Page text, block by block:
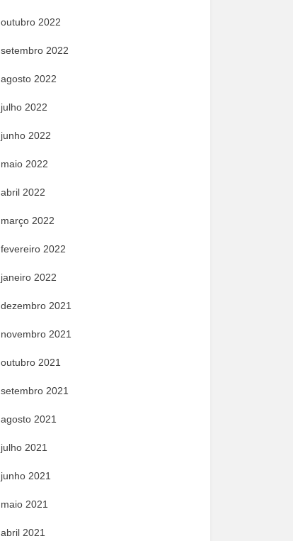
outubro 2022
setembro 2022
agosto 2022
julho 2022
junho 2022
maio 2022
abril 2022
março 2022
fevereiro 2022
janeiro 2022
dezembro 2021
novembro 2021
outubro 2021
setembro 2021
agosto 2021
julho 2021
junho 2021
maio 2021
abril 2021